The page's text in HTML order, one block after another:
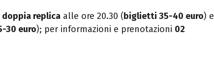
doppia replica alle ore 20.30 (biglietti 35-40 euro) e
30 euro); per informazioni e prenotazioni 02